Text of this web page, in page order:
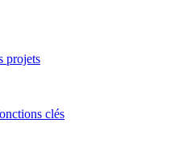
projets
clés